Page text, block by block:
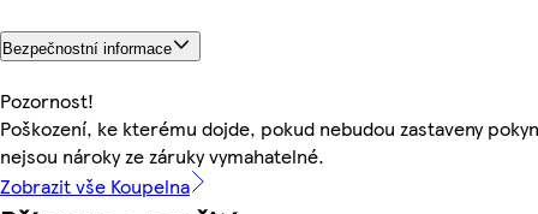
Bezpečnostní informace
Pozornost!
Poškození, ke kterému dojde, pokud nebudou zastaveny
nejsou nároky ze záruky vymahatelné.
Zobrazit vše Koupelna